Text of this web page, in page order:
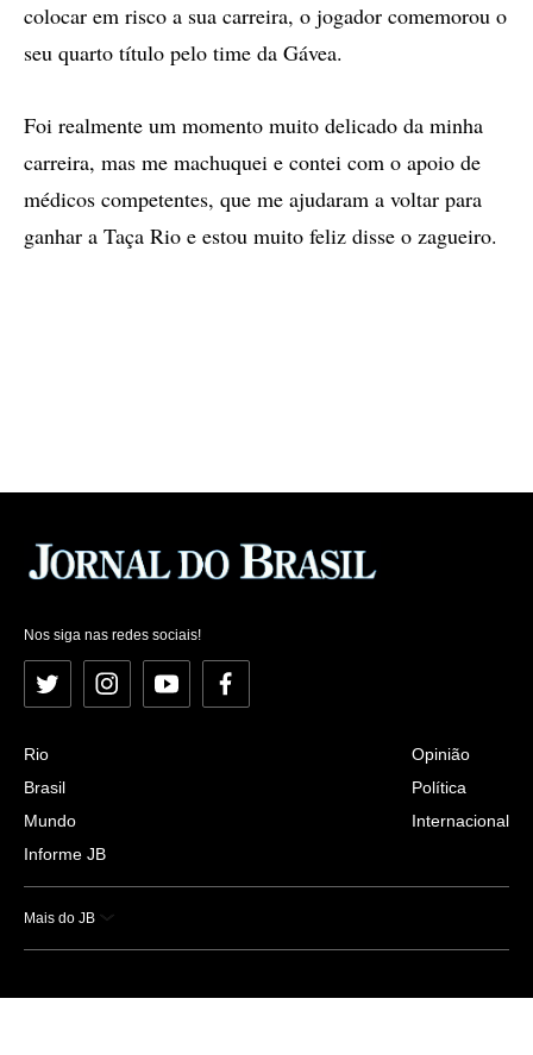
colocar em risco a sua carreira, o jogador comemorou o
seu quarto título pelo time da Gávea.
Foi realmente um momento muito delicado da minha
carreira, mas me machuquei e contei com o apoio de
médicos competentes, que me ajudaram a voltar para
ganhar a Taça Rio e estou muito feliz disse o zagueiro.
Nos siga nas redes sociais!
Twitter InstagramYouTubeFacebook
Rio
Brasil
Mundo
Informe JB
Opinião
Política
Internacional
Mais do JB
Esportes